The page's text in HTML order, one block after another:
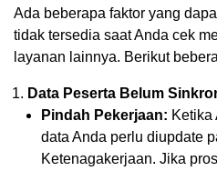
Ada beberapa faktor yang
tidak tersedia saat Anda cek
layanan lainnya. Berikut
Data Peserta Belum
Pindah Pekerjaan: Ketika
data Anda perlu diupdate
Ketenagakerjaan. Jika